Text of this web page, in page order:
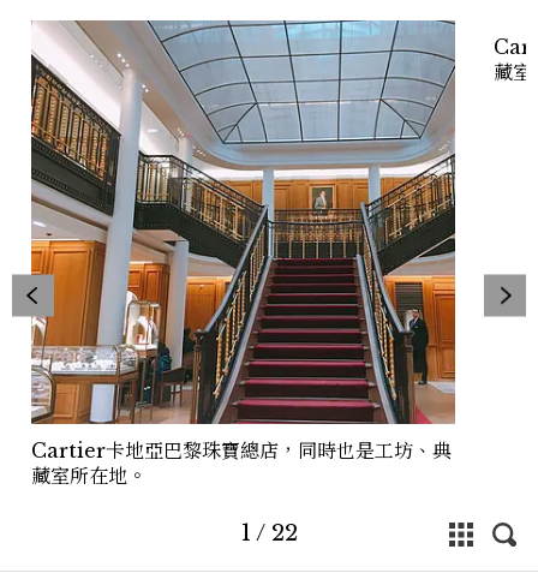
Cartier卡地亞巴黎珠寶總店，同時也是工坊、典
藏室所在地。
藏室
1 / 22